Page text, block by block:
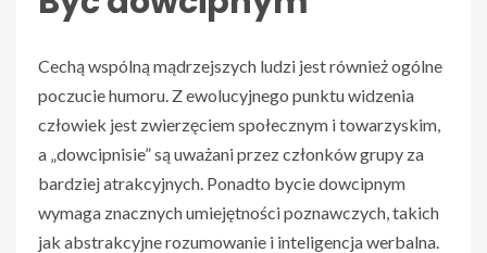
Cechą wspólną mądrzejszych ludzi jest również ogólne
poczucie humoru. Z ewolucyjnego punktu widzenia
człowiek jest zwierzęciem społecznym i towarzyskim,
a „dowcipnisie” są uważani przez członków grupy za
bardziej atrakcyjnych. Ponadto bycie dowcipnym
wymaga znacznych umiejętności poznawczych, takich
jak abstrakcyjne rozumowanie i inteligencja werbalna.